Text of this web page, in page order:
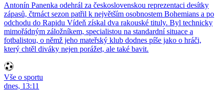
Antonín Panenka odehrál za československou reprezentaci desítky
zápasů, čtrnáct sezon patřil k největším osobnostem Bohemians a po
odchodu do Rapidu Vídeň získal dva rakouské tituly. Byl technicky
mimořádným záložníkem, specialistou na standardní situace a
fotbalistou, o němž jeho mateřský klub dodnes píše jako o hráči,
který chtěl diváky nejen porážet, ale také bavit.
Vše o sportu
dnes, 13:11